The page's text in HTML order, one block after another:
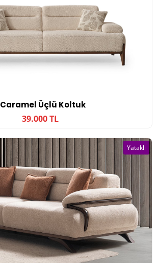
Caramel Üçlü Koltuk
39.000 TL
Yataklı